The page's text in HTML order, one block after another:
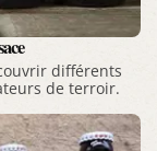
différents
de terroir.